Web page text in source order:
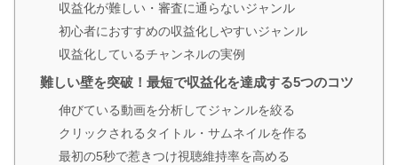
収益化が難しい・審査に通らないジャンル
初心者におすすめの収益化しやすいジャンル
収益化しているチャンネルの実例
難しい壁を突破！最短で収益化を達成する5つのコツ
伸びている動画を分析してジャンルを絞る
クリックされるタイトル・サムネイルを作る
最初の5秒で惹きつけ視聴維持率を高める